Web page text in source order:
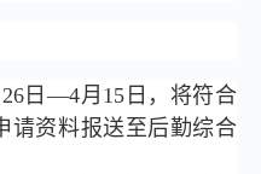
26日—4月15日，将符合
请资料报送至后勤综合